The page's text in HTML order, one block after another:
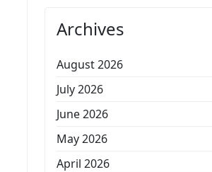
Archives
August 2026
July 2026
June 2026
May 2026
April 2026